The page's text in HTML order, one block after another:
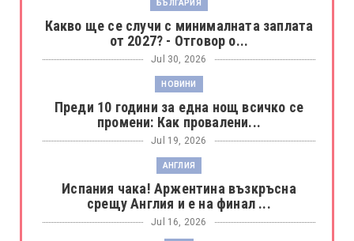
БЪЛГАРИЯ
Какво ще се случи с минималната заплата
от 2027? - Отговор о...
Jul 30, 2026
НОВИНИ
Преди 10 години за една нощ всичко се
промени: Как провалени...
Jul 19, 2026
АНГЛИЯ
Испания чака! Аржентина възкръсна
срещу Англия и е на финал ...
Jul 16, 2026